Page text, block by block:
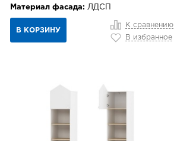
Материал фасада: ЛДСП
В КОРЗИНУ
К сравнению
В избранное